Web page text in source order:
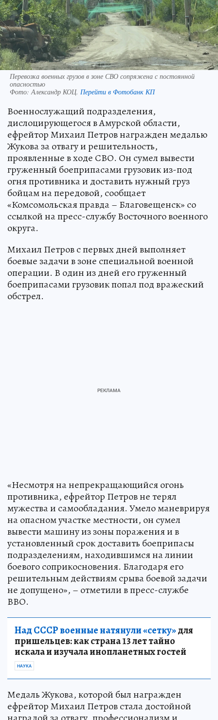
Перевозка военных грузов в зоне СВО сопряжена с постоянной
опасностью
Фото:Александр КОЦ. Перейти в Фотобанк КП
Военнослужащий подразделения,
дислоцирующегося в Амурской области,
ефрейтор Михаил Петров награжден медалью
Жукова за отвагу и решительность,
проявленные в ходе СВО. Он сумел вывести
груженный боеприпасами грузовик из-под
огня противника и доставить нужный груз
бойцам на передовой, сообщает
«Комсомольская правда – Благовещенск» со
ссылкой на пресс-службу Восточного военного
округа.
Михаил Петров с первых дней выполняет
боевые задачи в зоне специальной военной
операции. В один из дней его груженный
боеприпасами грузовик попал под вражеский
обстрел.
«Несмотря на непрекращающийся огонь
противника, ефрейтор Петров не терял
мужества и самообладания. Умело маневрируя
на опасном участке местности, он сумел
вывести машину из зоны поражения и в
установленный срок доставить боеприпасы
подразделениям, находившимся на линии
боевого соприкосновения. Благодаря его
решительным действиям срыва боевой задачи
не допущено», – отметили в пресс-службе
ВВО.
Над СССР военные натянули «сетку»для
пришельцев: как страна 13 лет тайно
искала и изучала инопланетных гостей
НАУКА
Медаль Жукова, которой был награжден
ефрейтор Михаил Петров стала достойной